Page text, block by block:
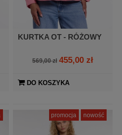
KURTKA OT - RÓŻOWY
569,00 zł 455,00 zł
DO KOSZYKA
promocja nowość